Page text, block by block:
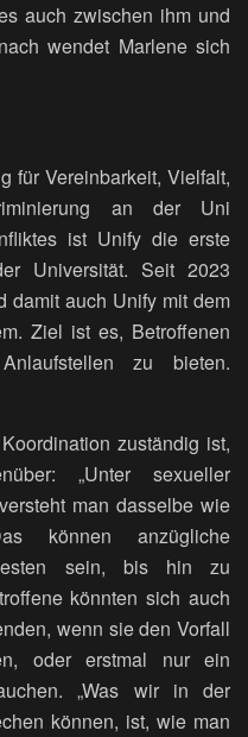
auch zwischen ihm und
wendet Marlene sich
für Vereinbarkeit, Vielfalt,
an der Uni
ist Unify die erste
Universität. Seit 2023
damit auch Unify mit dem
Ziel ist es, Betroffenen
zu bieten.
zuständig ist,
„Unter sexueller
man dasselbe wie
können anzügliche
sein, bis hin zu
könnten sich auch
wenn sie den Vorfall
oder erstmal nur ein
„Was wir in der
können, ist, wie man